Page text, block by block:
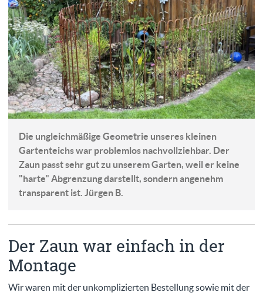
Die ungleichmäßige Geometrie unseres kleinen
Gartenteichs war problemlos nachvollziehbar. Der
Zaun passt sehr gut zu unserem Garten, weil er keine
"harte" Abgrenzung darstellt, sondern angenehm
transparent ist. Jürgen B.
Der Zaun war einfach in der
Montage
Wir waren mit der unkomplizierten Bestellung sowie mit der